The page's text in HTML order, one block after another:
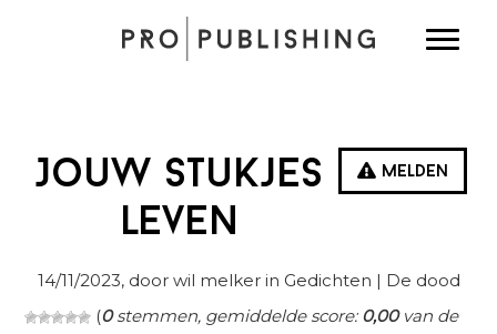
Melden
Jouw stukjes
leven
14/11/2023, door wil melker in Gedichten | De dood
(0stemmen, gemiddelde score:0,00van de